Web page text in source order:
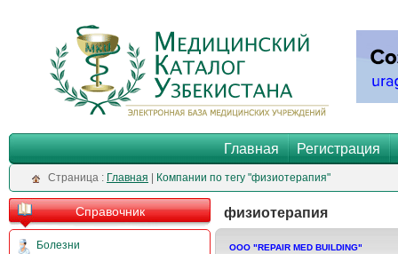
Главная Регистрация
Cтраница : Главная Компании по тегу "физиотерапия"
Справочник
Болезни
физиотерапия
OOO "REPAIR MED BUILDING"